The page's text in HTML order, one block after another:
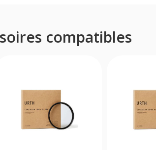
compatibles